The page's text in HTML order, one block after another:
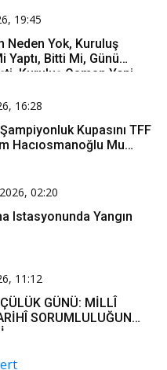
19:45
Neden Yok, Kuruluş
Yaptı, Bitti Mi, Günü
Kuruluş Osman Yeni
16:28
Kupasını TFF
Hacıosmanoğlu Mu
02:20
Istasyonunda Yangın
11:12
GÜNÜ: MİLLÎ
SORUMLULUĞUN